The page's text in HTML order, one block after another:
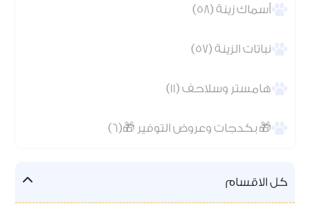
أسماك زينة (58)
نباتات الزينة (57)
هامستر وسلاحف (11)
🎁 بكدجات وعروض التوفير 🎁(6)
كل الاقسام